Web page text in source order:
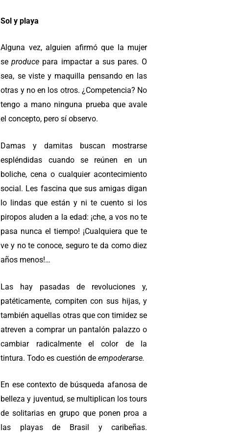
Sol y playa
Alguna vez, alguien afirmó que la mujer
seproduce para impactar a sus pares. O
sea, se viste y maquilla pensando en las
otras y no en los otros. ¿Competencia? No
tengo a mano ninguna prueba que avale
el concepto, pero sí observo.
Damas y damitas buscan mostrarse
espléndidas cuando se reúnen en un
boliche, cena o cualquier acontecimiento
social. Les fascina que sus amigas digan
lo lindas que están y ni te cuento si los
piropos aluden a la edad: ¡che, a vos no te
pasa nunca el tiempo! ¡Cualquiera que te
ve y no te conoce, seguro te da como diez
años menos!…
Las hay pasadas de revoluciones y,
patéticamente, compiten con sus hijas, y
también aquellas otras que con timidez se
atreven a comprar un pantalón palazzo o
cambiar radicalmente el color de la
tintura. Todo es cuestión deempoderarse.
En ese contexto de búsqueda afanosa de
belleza y juventud, se multiplican los tours
de solitarias en grupo que ponen proa a
las playas de Brasil y caribeñas.